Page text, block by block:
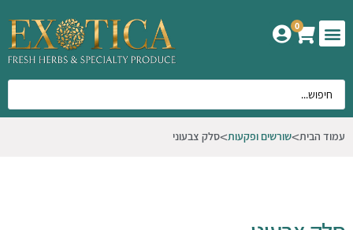
0
עמוד הבית שורשים ופקעות סלק צבעוני